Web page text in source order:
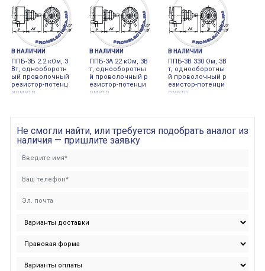
В НАЛИЧИИ
ППБ-3Б 2.2 кОм, 3
Вт, однооборотн
ый проволочный
резистор-потенц
иометр
В НАЛИЧИИ
ППБ-3А 22 кОм, 3В
т, однооборотны
й проволочный р
езистор-потенци
ометр
В НАЛИЧИИ
ППБ-3В 330 Ом, 3В
т, однооборотны
й проволочный р
езистор-потенци
ометр
Не смогли найти, или требуется подобрать аналог из
наличия — пришлите заявку